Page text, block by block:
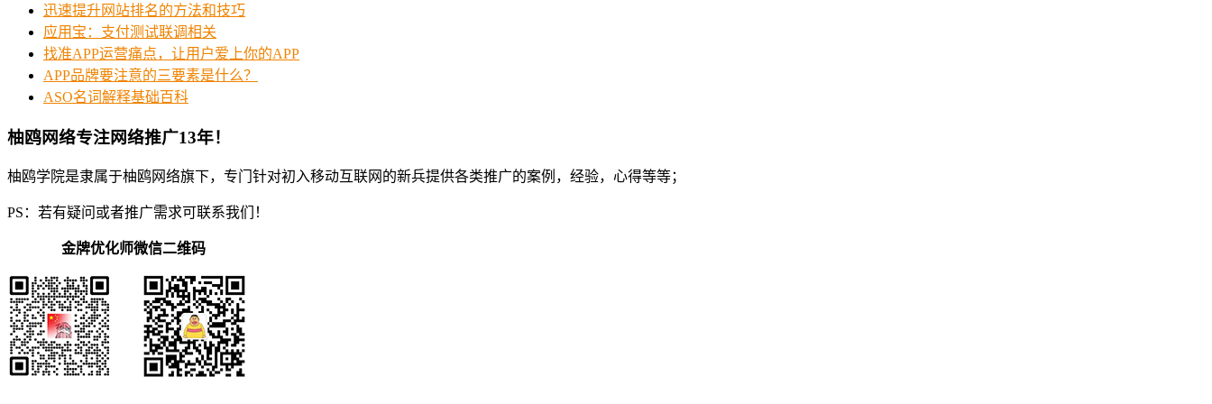
迅速提升网站排名的方法和技巧
应用宝：支付测试联调相关
找准APP运营痛点，让用户爱上你的APP
APP品牌要注意的三要素是什么？
ASO名词解释基础百科
柚鸥网络专注网络推广13年！
柚鸥学院是隶属于柚鸥网络旗下，专门针对初入移动互联网的新兵提供各类推广的案例，经验，心得等等；
PS：若有疑问或者推广需求可联系我们！
金牌优化师微信二维码